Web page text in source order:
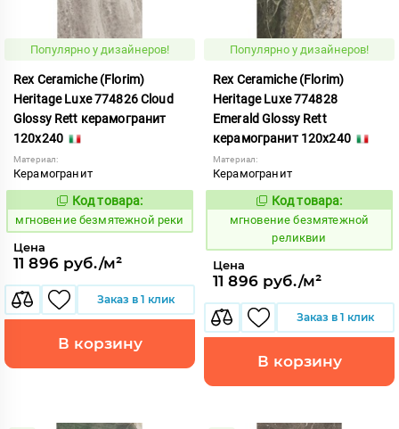
Популярно у дизайнеров!
Rex Ceramiche (Florim)
Heritage Luxe 774826 Cloud
Glossy Rett керамогранит
120x240
Материал:
Керамогранит
938079
Код товара:
мгновение безмятежной реки
Цена
11 896 руб./м²
Заказ в 1 клик
В корзину
Популярно у дизайнеров!
Rex Ceramiche (Florim)
Heritage Luxe 774828
Emerald Glossy Rett
керамогранит 120x240
Материал:
Керамогранит
938080
Код товара:
мгновение безмятежной
реликвии
Цена
11 896 руб./м²
Заказ в 1 клик
В корзину